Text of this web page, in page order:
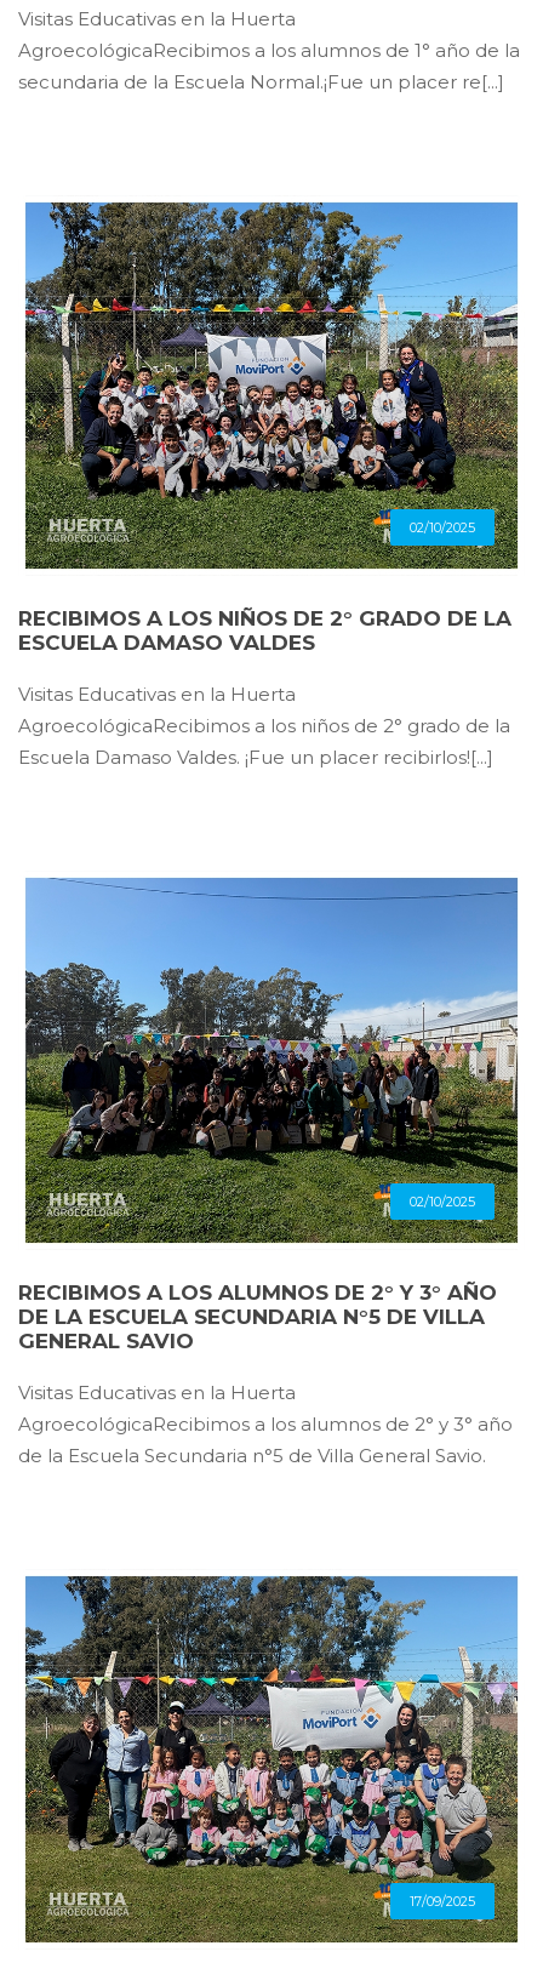
Visitas Educativas en la Huerta
AgroecológicaRecibimos a los alumnos de 1° año de la
secundaria de la Escuela Normal.¡Fue un placer re[...]
02/10/2025
RECIBIMOS A LOS NIÑOS DE 2° GRADO DE LA
ESCUELA DAMASO VALDES
Visitas Educativas en la Huerta
AgroecológicaRecibimos a los niños de 2° grado de la
Escuela Damaso Valdes. ¡Fue un placer recibirlos![...]
02/10/2025
RECIBIMOS A LOS ALUMNOS DE 2° Y 3° AÑO
DE LA ESCUELA SECUNDARIA N°5 DE VILLA
GENERAL SAVIO
Visitas Educativas en la Huerta
AgroecológicaRecibimos a los alumnos de 2° y 3° año
de la Escuela Secundaria n°5 de Villa General Savio.
17/09/2025